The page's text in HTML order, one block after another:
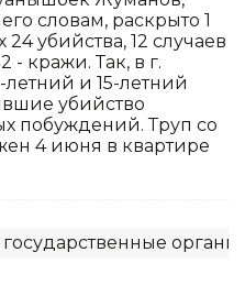
словам, раскрыто 1
убийства, 12 случаев
- кражи. Так, в г.
и 15-летний
убийство
побуждений. Труп со
4 июня в квартире
органы